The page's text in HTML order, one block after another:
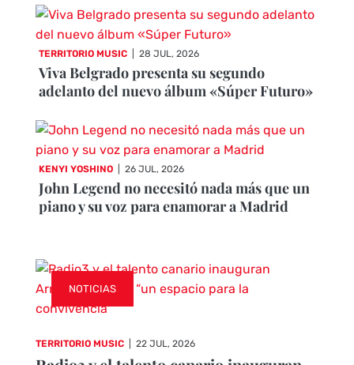
TERRITORIO MUSIC 28 JUL, 2026
Viva Belgrado presenta su segundo
adelanto del nuevo álbum «Súper Futuro»
KENYI YOSHINO 26 JUL, 2026
John Legend no necesitó nada más que un
piano y su voz para enamorar a Madrid
NOTICIAS
TERRITORIO MUSIC 22 JUL, 2026